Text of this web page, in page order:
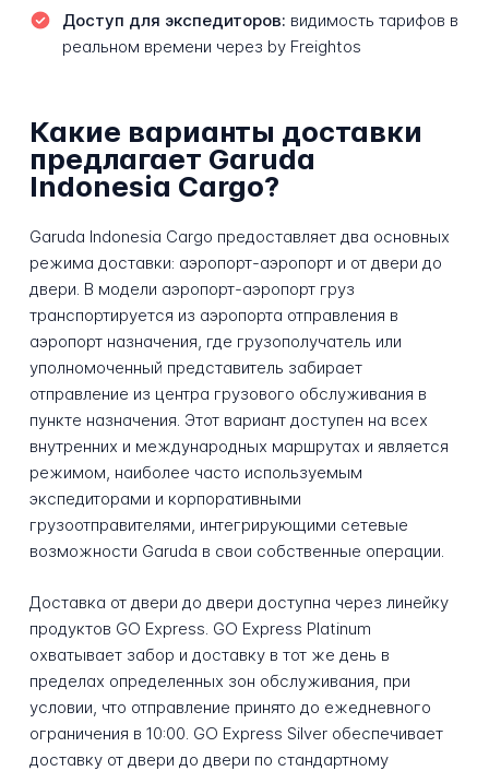
Доступ для экспедиторов: видимость тарифов в
реальном времени через by Freightos
Какие варианты доставки
предлагает Garuda
Indonesia Cargo?
Garuda Indonesia Cargo предоставляет два основных
режима доставки: аэропорт-аэропорт и от двери до
двери. В модели аэропорт-аэропорт груз
транспортируется из аэропорта отправления в
аэропорт назначения, где грузополучатель или
уполномоченный представитель забирает
отправление из центра грузового обслуживания в
пункте назначения. Этот вариант доступен на всех
внутренних и международных маршрутах и является
режимом, наиболее часто используемым
экспедиторами и корпоративными
грузоотправителями, интегрирующими сетевые
возможности Garuda в свои собственные операции.
Доставка от двери до двери доступна через линейку
продуктов GO Express. GO Express Platinum
охватывает забор и доставку в тот же день в
пределах определенных зон обслуживания, при
условии, что отправление принято до ежедневного
ограничения в 10:00. GO Express Silver обеспечивает
доставку от двери до двери по стандартному